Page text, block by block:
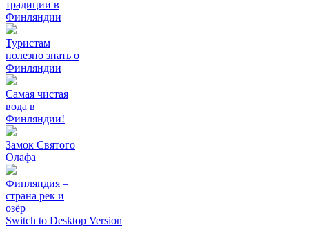
традиции в
Финляндии
Туристам
полезно знать о
Финляндии
Самая чистая
вода в
Финляндии!
Замок Святого
Олафа
Финляндия –
страна рек и
озёр
Switch to Desktop Version